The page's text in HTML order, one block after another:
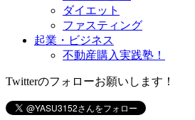
ダイエット
ファスティング
起業・ビジネス
不動産購入実践塾！
Twitterのフォローお願いします！